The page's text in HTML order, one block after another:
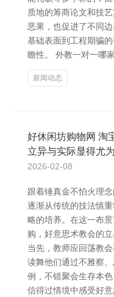
质地的筹商论文和技
恶果，也促进了不同
基础表面到工程期骗
瞻性。 外教一对一哪
新闻动态
好休闲坊购物网 淘
立异与实际显得尤
2026-02-08
跟着锤真金不怕火理
逐渐从传统的技法慎
略的培养。在这一布
购，好意思术教会的
当先，教师应回荡教
读舞他们通过不雅察
例，不错聚会生存本
信得过情境中感受好